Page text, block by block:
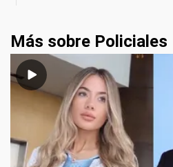
Más sobre Policiales